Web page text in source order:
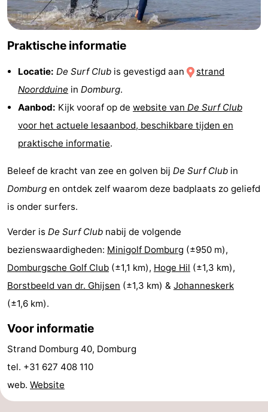
Brouwershaven
-
Bruinisse
-
Zierikzee
-
Natuur
Oosterschelde
Burgh
van
Schouwen
Veere
-
Natuur
Oranjezon
-
Oostkapelle
-
Natuur
Mantelingen
-
Zoutelande
-
Natuur
Walcherse
-
Dishoek
-
Praktische informatie
Locatie: De Surf Club is gevestigd aan
strand
Noordduine in Domburg.
Aanbod: Kijk vooraf op de website van De Surf Club
voor het actuele lesaanbod, beschikbare tijden en
praktische informatie.
Beleef de kracht van zee en golven bij De Surf Club in
Domburg en ontdek zelf waarom deze badplaats zo geliefd
is onder surfers.
Verder is De Surf Club nabij de volgende
bezienswaardigheden: Minigolf Domburg (±950 m),
Domburgsche Golf Club (±1,1 km), Hoge Hil (±1,3 km),
Borstbeeld van dr. Ghijsen (±1,3 km) & Johanneskerk
(±1,6 km).
Voor informatie
Strand Domburg 40, Domburg
tel. +31 627 408 110
web. Website